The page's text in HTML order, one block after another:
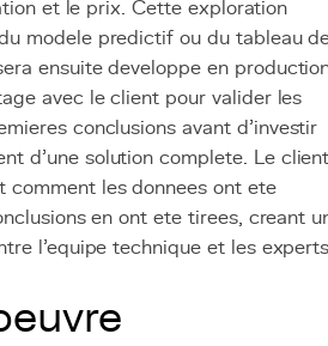
et le prix. Cette exploration
modele predictif ou du tableau
ensuite developpe en
avec le client pour valider les
conclusions avant d'investir
d'une solution complete. Le
comment les donnees ont ete
en ont ete tirees, creant
l'equipe technique et les